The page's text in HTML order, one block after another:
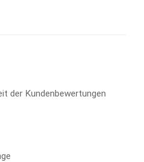
der Kundenbewertungen